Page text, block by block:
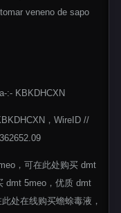
veneno de sapo
:- KBKDHCXN
，WireID //
，可在此处购买 dmt
dmt 5meo，优质 dmt
处在线购买蟾蜍毒液，